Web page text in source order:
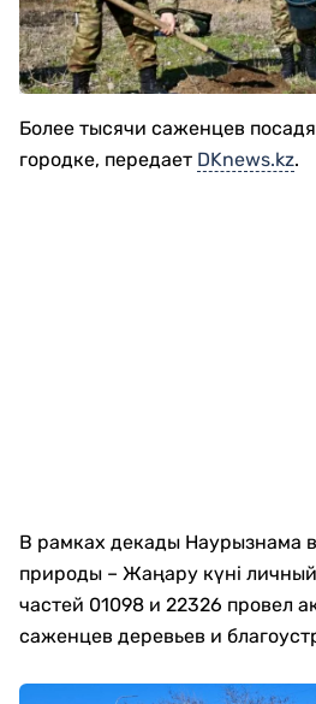
Более тысячи саженцев
городке, передает DKnews.kz.
В рамках декады Наурызнама
природы – Жаңару күні
частей 01098 и 22326 провел
саженцев деревьев и